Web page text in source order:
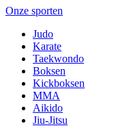
Onze sporten
Judo
Karate
Taekwondo
Boksen
Kickboksen
MMA
Aikido
Jiu-Jitsu